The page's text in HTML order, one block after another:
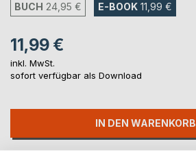
BUCH 24,95 € E-BOOK 11,99 €
11,99 €
inkl. MwSt.
sofort verfügbar als Download
IN DEN WARENKORB